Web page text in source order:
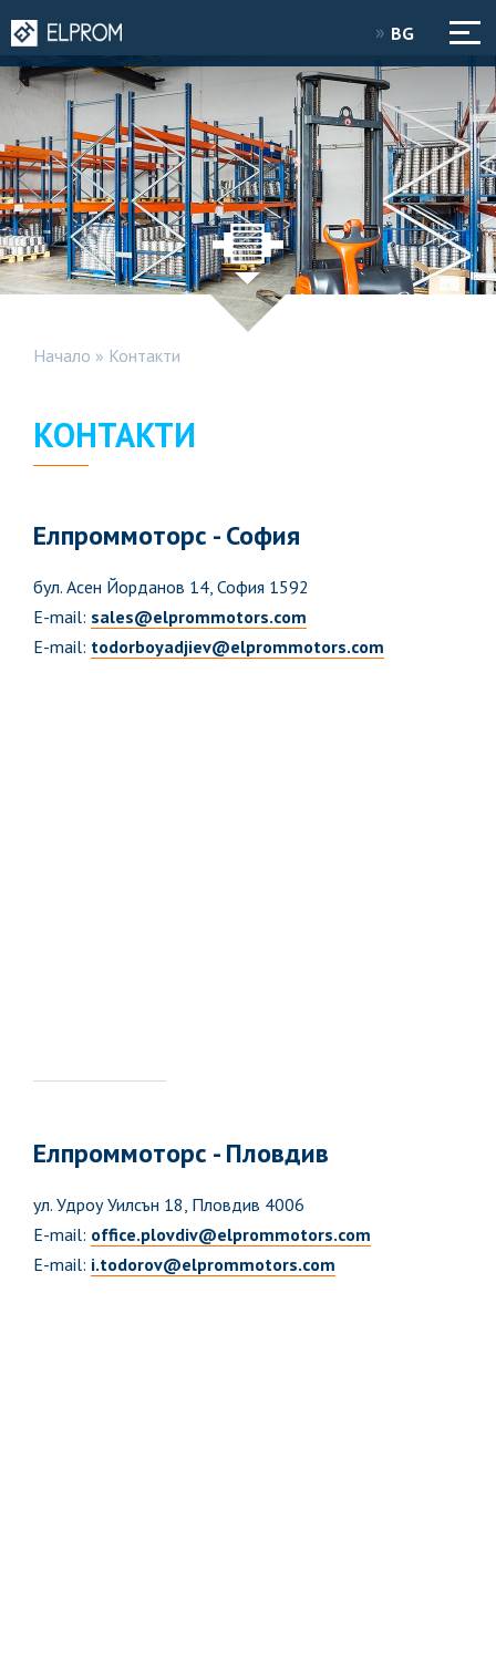
BG
Начало » Контакти
КОНТАКТИ
Елпроммоторс - София
бул. Асен Йорданов 14, София 1592
E-mail: sales@elprommotors.com
E-mail: todorboyadjiev@elprommotors.com
Елпроммоторс - Пловдив
ул. Удроу Уилсън 18, Пловдив 4006
E-mail: office.plovdiv@elprommotors.com
E-mail: i.todorov@elprommotors.com